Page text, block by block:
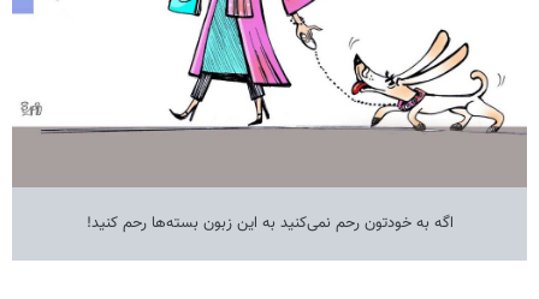
اگه به خودتون رحم نمی‌کنید به این زبون بسته‌ها رحم کنید!